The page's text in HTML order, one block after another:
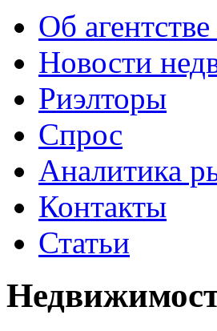
Об
Новости
Риэлторы
Спрос
Аналитика
Контакты
Статьи